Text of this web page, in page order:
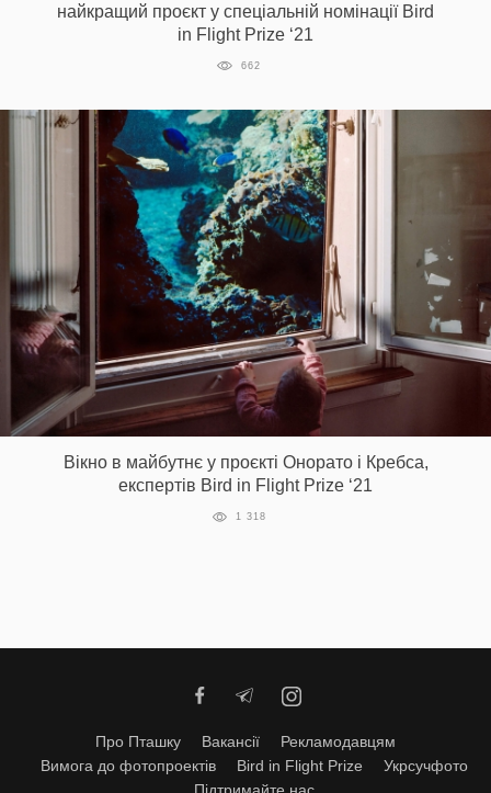
найкращий проєкт у спеціальній номінації Bird
in Flight Prize ‘21
662
Вікно в майбутнє у проєкті Онорато і Кребса,
експертів Bird in Flight Prize ‘21
1 318
Про Пташку Вакансії
Рекламодавцям
Вимога до фотопроектів
Bird in Flight Prize
Укрсучфото